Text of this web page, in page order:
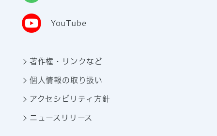
YouTube
著作権・リンクなど
個人情報の取り扱い
アクセシビリティ方針
ニュースリリース